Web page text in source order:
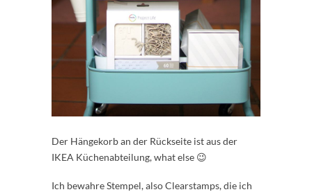
Der Hängekorb an der Rückseite ist aus der
IKEA Küchenabteilung, what else 😉
Ich bewahre Stempel, also Clearstamps, die ich